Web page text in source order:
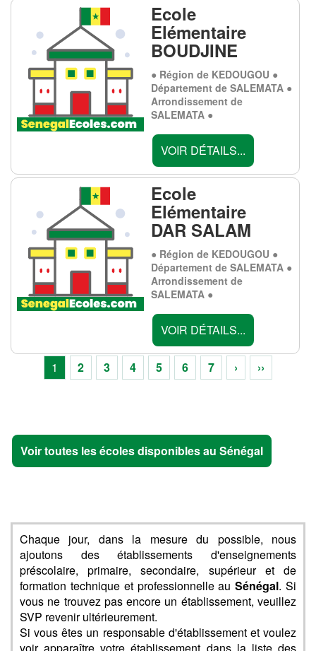
Ecole
Elémentaire
BOUDJINE
● Région de KEDOUGOU ●
Département de SALEMATA ●
Arrondissement de
SALEMATA ●
VOIR DÉTAILS...
Ecole
Elémentaire
DAR SALAM
● Région de KEDOUGOU ●
Département de SALEMATA ●
Arrondissement de
SALEMATA ●
VOIR DÉTAILS...
1 2 3 4 5 6 7 › ››
Voir toutes les écoles disponibles au Sénégal
Chaque jour, dans la mesure du possible, nous
ajoutons des établissements d'enseignements
préscolaire, primaire, secondaire, supérieur et de
formation technique et professionnelle auSénégal. Si
vous ne trouvez pas encore un établissement, veuillez
SVP revenir ultérieurement.
Si vous êtes un responsable d'établissement et voulez
voir apparaître votre établissement dans la liste des